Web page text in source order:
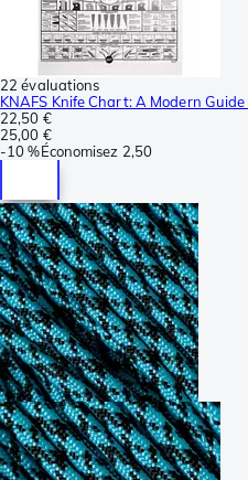
22 évaluations
KNAFS Knife Chart: A Modern
22,50 €
25,00 €
-10 %Économisez 2,50